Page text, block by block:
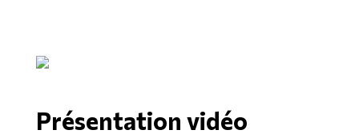
Présentation vidéo